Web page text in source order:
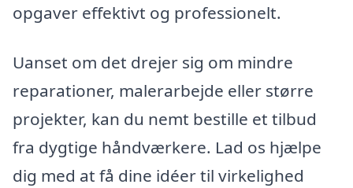
opgaver effektivt og professionelt.
Uanset om det drejer sig om mindre
reparationer, malerarbejde eller større
projekter, kan du nemt bestille et tilbud
fra dygtige håndværkere. Lad os hjælpe
dig med at få dine idéer til virkelighed